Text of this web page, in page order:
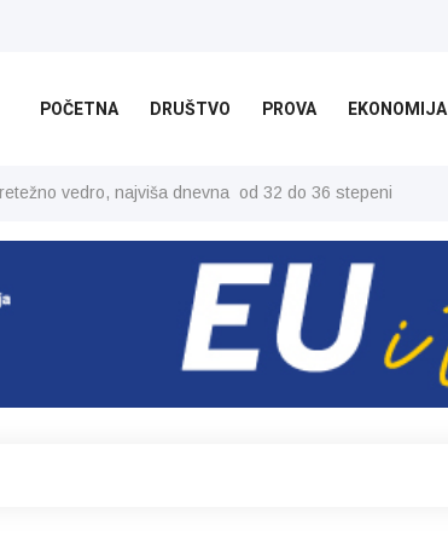
POČETNA DRUŠTVO PROVA EKONOMIJA
vedro, najviša dnevna od 32 do 36 stepeni